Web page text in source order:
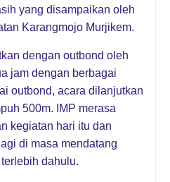
yang disampaikan oleh
Karangmojo Murjikem.
dengan outbond oleh
jam dengan berbagai
outbond, acara dilanjutkan
500m. IMP merasa
kegiatan hari itu dan
di masa mendatang
dahulu.